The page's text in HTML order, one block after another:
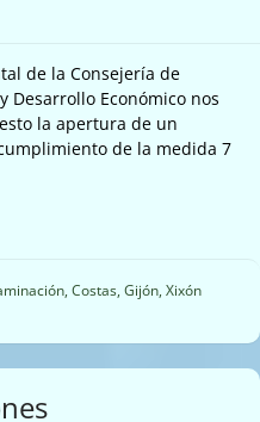
de la Consejería de
Desarrollo Económico nos
la apertura de un
de la medida 7
, Costas, Gijón, Xixón